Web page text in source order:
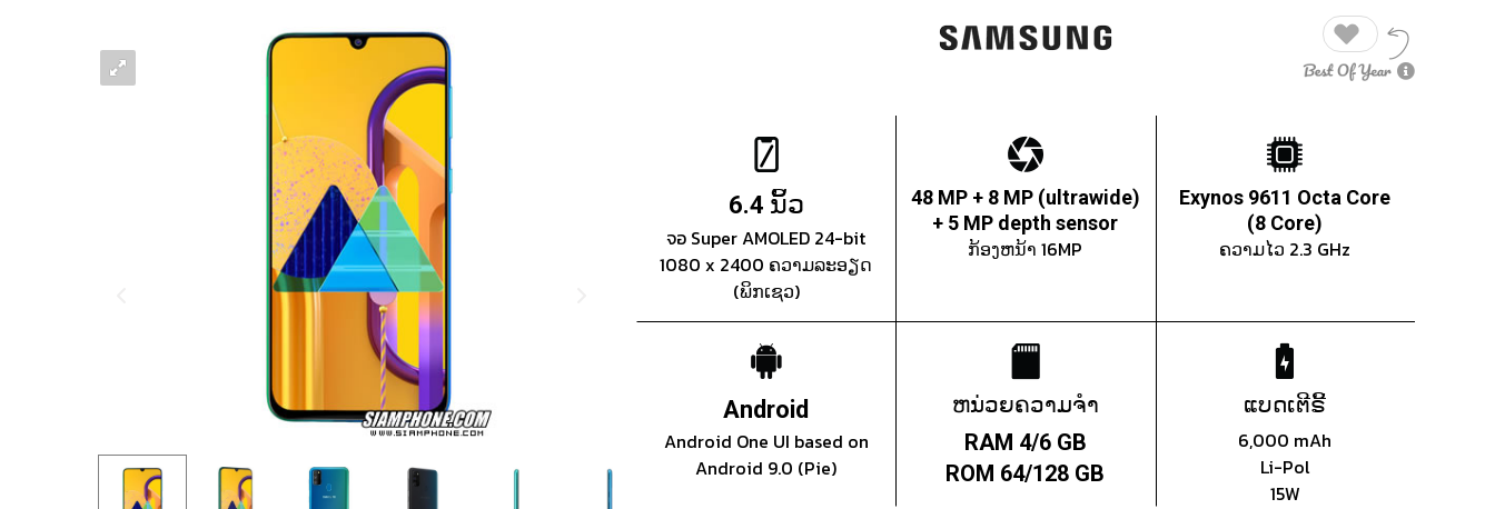
6.4 ນິ້ວ
จอ Super AMOLED 24-bit
1080 x 2400 ຄວາມລະອຽດ
(ພິກເຊວ)
48 MP + 8 MP (ultrawide)
+ 5 MP depth sensor
ກ້ອງຫນ້າ 16MP
Exynos 9611 Octa Core
(8 Core)
ຄວາມໄວ 2.3 GHz
Android
Android One UI based on
Android 9.0 (Pie)
ຫນ່ວຍຄວາມຈຳ
RAM 4/6 GB
ROM 64/128 GB
ແບດເຕີຣີ້
6,000 mAh
Li-Pol
15W